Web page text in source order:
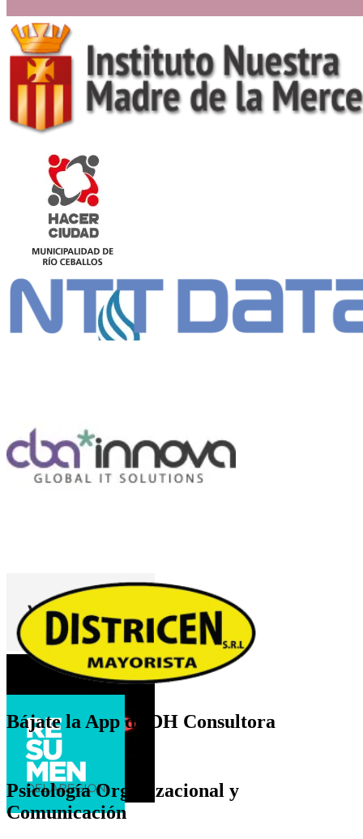
Bájate la App de DH Consultora
Psicología Organizacional y
Comunicación